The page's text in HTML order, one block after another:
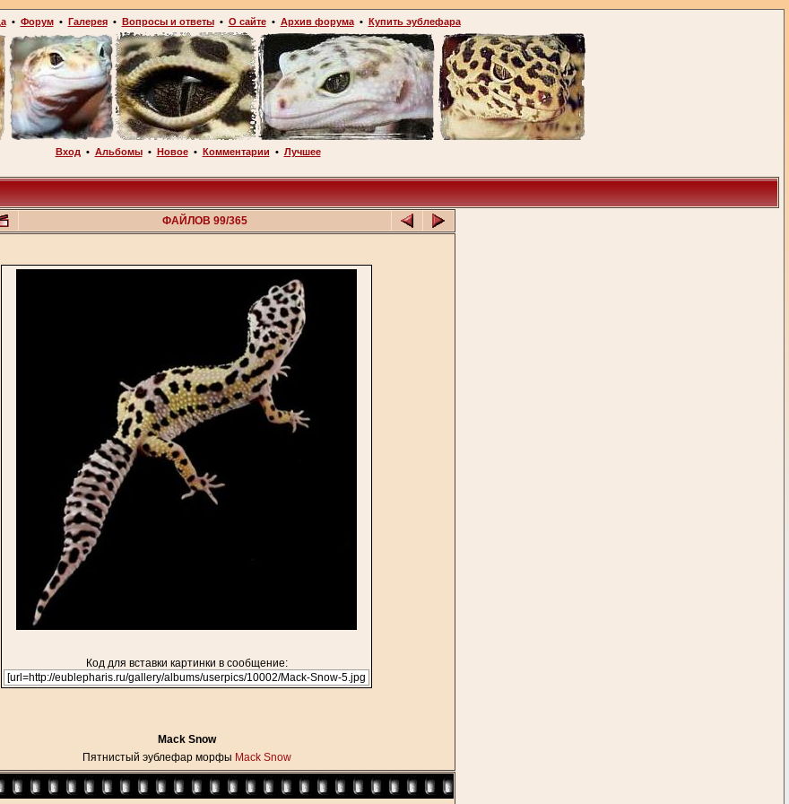
• Форум• Галерея• Вопросы и ответы• О сайте• Архив форума• Купить эублефара
Вход • Альбомы• Новое• Комментарии • Лучшее
ФАЙЛОВ 99/365
Код для вставки картинки в сообщение:
Mack Snow
Пятнистый эублефар морфы Mack Snow